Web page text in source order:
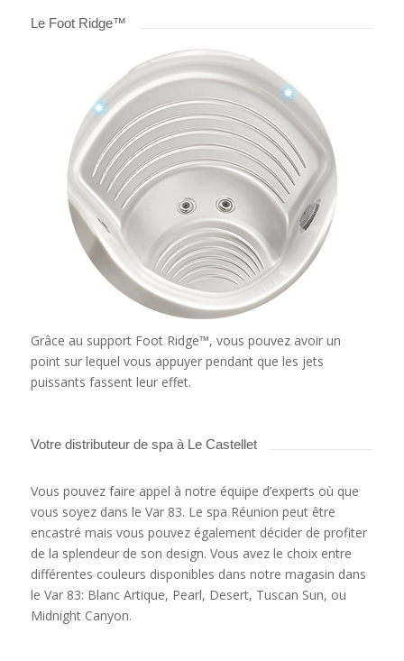
Le Foot Ridge™
Grâce au support Foot Ridge™, vous pouvez avoir un
point sur lequel vous appuyer pendant que les jets
puissants fassent leur effet.
Votre distributeur de spa à Le Castellet
Vous pouvez faire appel à notre équipe d’experts où que
vous soyez dans le Var 83. Le spa Réunion peut être
encastré mais vous pouvez également décider de profiter
de la splendeur de son design. Vous avez le choix entre
différentes couleurs disponibles dans notre magasin dans
le Var 83: Blanc Artique, Pearl, Desert, Tuscan Sun, ou
Midnight Canyon.